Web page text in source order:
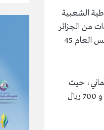
الشعبية
إجمالي الواردات من الجزائر
إلى السلطنة 443 ألفًا و700 ريال عماني خلال عام 2021، فيما بلغت الصادرات العمانية خلال نفس العام 45
وكينيا أكثر من 20 مليون و561 ألف 800 ريال عماني، حيث
بلغت قيمة الصادرات إلى 18 مليون و47 ألف و100 ريال، وتبلغ قيمة الواردات إلى مليونين و514 و 700 ريال